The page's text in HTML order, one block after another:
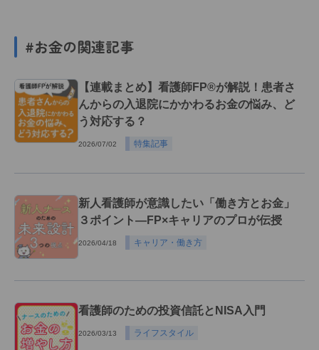
#お金の関連記事
【連載まとめ】看護師FP®が解説！患者さ
んからの入退院にかかわるお金の悩み、ど
う対応する？
2026/07/02 特集記事
新人看護師が意識したい「働き方とお金」
３ポイント―FP×キャリアのプロが伝授
2026/04/18 キャリア・働き方
看護師のための投資信託とNISA入門
2026/03/13 ライフスタイル